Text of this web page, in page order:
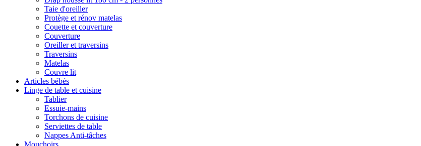
Taie d'oreiller
Protège et rénov matelas
Couette et couverture
Couverture
Oreiller et traversins
Traversins
Matelas
Couvre lit
Articles bébés
Linge de table et cuisine
Tablier
Essuie-mains
Torchons de cuisine
Serviettes de table
Nappes Anti-tâches
Mouchoirs